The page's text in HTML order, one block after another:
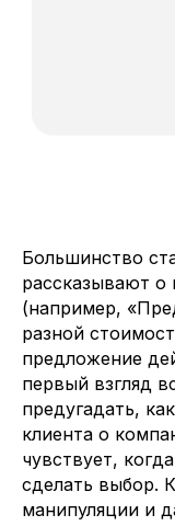
Большинство
рассказывают о
(например,
разной
предложение
первый взгляд
предугадать,
клиента о
чувствует,
сделать выбор.
манипуляции и